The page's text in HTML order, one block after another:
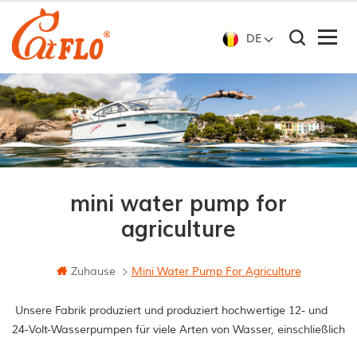
DE
mini water pump for
agriculture
Zuhause Mini Water Pump For Agriculture
Unsere Fabrik produziert und produziert hochwertige 12- und
24-Volt-Wasserpumpen für viele Arten von Wasser, einschließlich